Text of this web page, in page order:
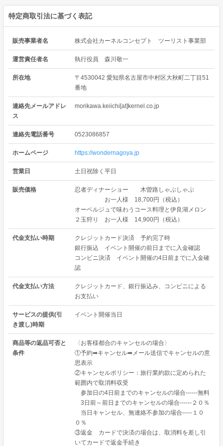
特定商取引法に基づく表記
販売事業者名 株式会社カーネルコンセプト ツーリスト事業部
運営責任者名 執行役員 森川敬一
所在地
〒4530042 愛知県名古屋市中村区大秋町二丁目51
番地
連絡先メールアドレ
ス
morikawa.keiichi[at]kernel.co.jp
連絡先電話番号 0523086857
ホームページ https://wondernagoya.jp
営業日 土日祝除く平日
販売価格
忍者ディナーショー 木曽路しゃぶしゃぶ
お一人様 18,700円（税込）
オーベルジュで味わうコース料理と伊良湖メロン
２玉狩り お一人様 14,900円（税込）
代金支払い時期
クレジットカード決済 予約完了時
銀行振込 イベント開催の前日までに入金確認
コンビニ決済 イベント開催の4日前までに入金確
認
代金支払い方法
クレジットカード、銀行振込み、コンビニによる
お支払い
サービスの提供(引
き渡し)時期
イベント開催当日
商品等の返品可否と
条件
〈お客様都合のキャンセルの場合〉
①予約➡キャンセル➡メール送信でキャンセルの意
思表示
②キャンセルポリシー：旅行業約款に定められた
範囲内で取消料収受
参加日の4日前までのキャンセルの場合------無料
3日前～前日までのキャンセルの場合------２０％
当日キャンセル、無連絡不参加の場合-----１０
０％
③返金 カードで決済の場合は、取消料を差し引
いてカードで返金手続き